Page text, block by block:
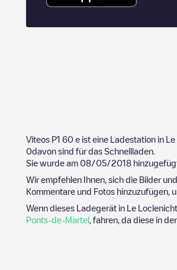
Viteos P1 60 e ist eine Ladestation in
0davon sind für das Schnellladen.
Sie wurde am 08/05/2018
Wir empfehlen Ihnen, sich die Bilder
Kommentare und Fotos hinzuzufügen,
Wenn dieses Ladegerät in
Le Locle
Ponts-de-Martel
, fahren, da diese in